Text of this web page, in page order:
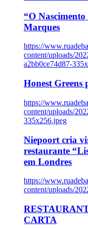
“O
Marques
https://
content/uploads/
a2bb0ce74d87-
Honest Greens
https://
content/uploads/
335x256.jpeg
Niepoort cria
restaurante
em Londres
https://
content/uploads/
CARTA